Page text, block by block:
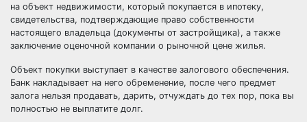
на объект недвижимости, который покупается в ипотеку,
свидетельства, подтверждающие право собственности
настоящего владельца (документы от застройщика), а также
заключение оценочной компании о рыночной цене жилья.
Объект покупки выступает в качестве залогового обеспечения.
Банк накладывает на него обременение, после чего предмет
залога нельзя продавать, дарить, отчуждать до тех пор, пока вы
полностью не выплатите долг.